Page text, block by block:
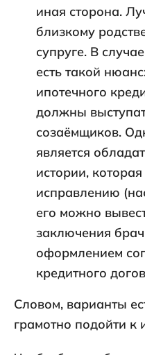
иная сторона.
близкому
супруге. В
есть такой
ипотечного
должны
созаёмщиков.
является
истории,
исправлению
его можно
заключения
оформлением
кредитного
Словом, варианты
грамотно подойти к